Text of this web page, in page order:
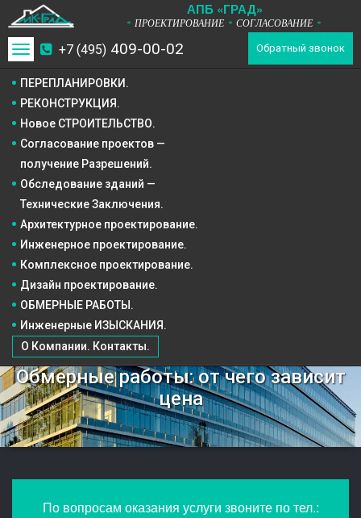
АПБ «ГРАД»
* ПРОЕКТИРОВАНИЕ * СОГЛАСОВАНИЕ *
+7 (495) 409-00-02 Обратный звонок
Toggle
navigation
ПЕРЕПЛАНИРОВКИ.
РЕКОНСТРУКЦИЯ.
Новое СТРОИТЕЛЬСТВО.
ОБМЕРНЫЕ РАБОТЫ.
Инженерные ИЗЫСКАНИЯ.
О Компании. Контакты.
Согласование проектов —
получение Разрешений.
Обследование зданий —
Технические Заключения.
Архитектурное проектирование.
Инженерное проектирование.
Комплексное проектирование.
Дизайн проектирование.
Обмерные работы: от чего зависит
цена
По вопросам оказания услуги звоните по тел.: